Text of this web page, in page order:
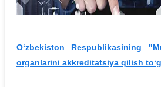
O‘zbekiston Respublikasining
organlarini akkreditatsiya qilish